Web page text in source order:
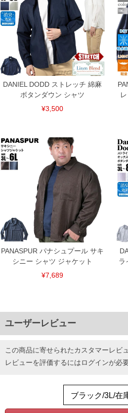
DANIEL DODD ストレッチ 綿麻
ボタンダウン シャツ
¥3,500
PANASPUR パナシュプール サキ
シニー シャツ ジャケット
¥7,689
ラ
ユーザーレビュー
この商品に寄せられたカスタマーレビ
レビューを評価するにはログインが必